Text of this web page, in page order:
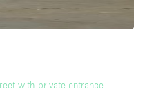
with private entrance